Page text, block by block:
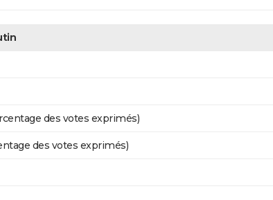
des votes exprimés)
des votes exprimés)